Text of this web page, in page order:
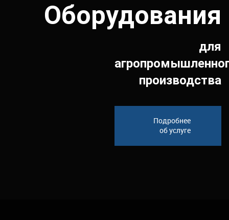
Оборудования
для
производства
Подробнее
об услуге